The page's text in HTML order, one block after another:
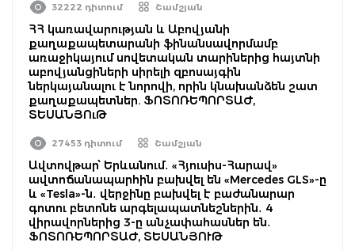
32222 դիտում Շամշյան
ՀՀ կառավարության և Աբովյանի
քաղաքապետարանի ֆինանսավորմամբ
առաջիկայում սովետական տարիներից հայտնի
աբովյանցիների սիրելի զբոսայգին
ներկայանալու է նորովի, որին կնախանձեն շատ
քաղաքապետներ. ՖՈՏՈՌԵՊՈՐՏԱԺ,
ՏԵՍԱՆՅՈւԹ
27453 դիտում Շամշյան
Ավտովթար՝ Երևանում․ «Հյուսիս-Հարավ»
ավտոճանապարհին բախվել են «Mercedes GLS»-ը
և «Tesla»-ն․ վերջինը բախվել է բաժանարար
գոտու բետոնե արգելապատնեշներին․ 4
վիրավորներից 3-ը անչափահասներ են․
ՖՈՏՈՌԵՊՈՐՏԱԺ, ՏԵՍԱՆՅՈՒԹ